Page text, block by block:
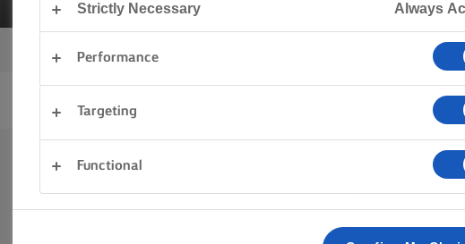
MÓDSZER
Lágyítsuk a zselatint hideg vízben kb. 10
Strictly Necessary Always
Performance
Targeting
Functional